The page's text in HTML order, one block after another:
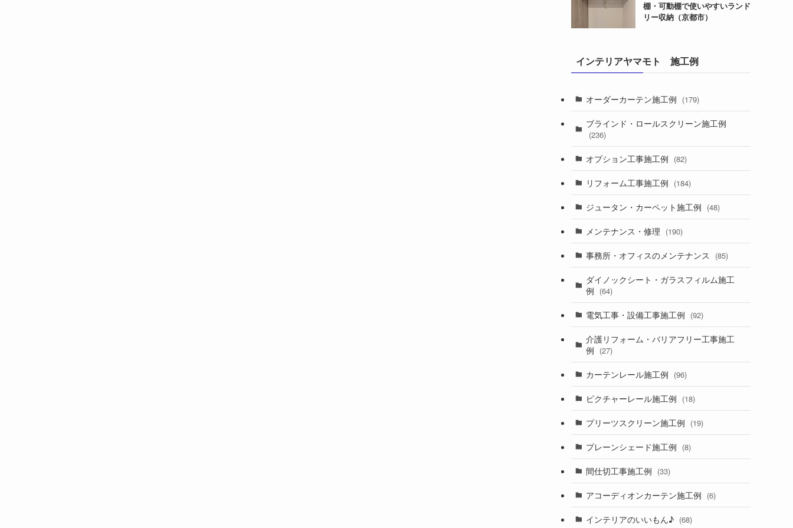
棚・可動棚で使いやすいランド
リー収納（京都市）
インテリアヤマモト 施工例
オーダーカーテン施工例 (179)
ブラインド・ロールスクリーン施工例
(236)
オプション工事施工例 (82)
リフォーム工事施工例 (184)
ジュータン・カーペット施工例 (48)
メンテナンス・修理 (190)
事務所・オフィスのメンテナンス (85)
ダイノックシート・ガラスフィルム施工
例 (64)
電気工事・設備工事施工例 (92)
介護リフォーム・バリアフリー工事施工
例 (27)
カーテンレール施工例 (96)
ピクチャーレール施工例 (18)
プリーツスクリーン施工例 (19)
プレーンシェード施工例 (8)
間仕切工事施工例 (33)
アコーディオンカーテン施工例 (6)
インテリアのいいもん♪ (68)